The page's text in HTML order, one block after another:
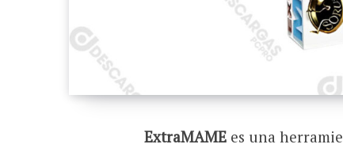
ExtraMAMEes una